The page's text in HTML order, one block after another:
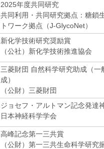
2025年度共同研究
共同利用・共同研究拠点：糖鎖
トワーク拠点（J-GlycoNet）
新化学技術研究奨励賞
（公社）新化学技術推進協会
三菱財団 自然科学研究助成（一
成）
（公財）三菱財団
ジョセフ・アルトマン記念発達
日本神経科学学会
高峰記念第一三共賞
（公財）第一三共生命科学研究